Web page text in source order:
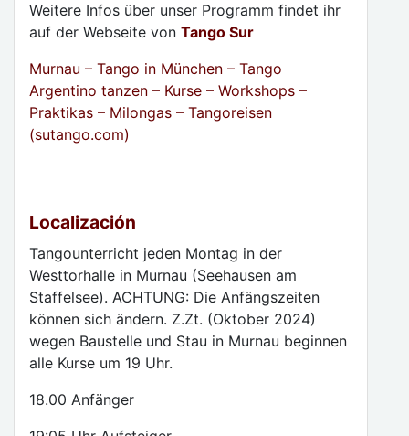
Weitere Infos über unser Programm findet ihr
auf der Webseite von Tango Sur
Murnau – Tango in München – Tango
Argentino tanzen – Kurse – Workshops –
Praktikas – Milongas – Tangoreisen
(sutango.com)
Localización
Tangounterricht jeden Montag in der
Westtorhalle in Murnau (Seehausen am
Staffelsee). ACHTUNG: Die Anfängszeiten
können sich ändern. Z.Zt. (Oktober 2024)
wegen Baustelle und Stau in Murnau beginnen
alle Kurse um 19 Uhr.
18.00 Anfänger